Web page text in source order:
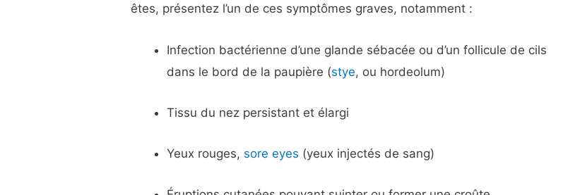
êtes, présentez l’un de ces symptômes graves, notamment :
Infection bactérienne d’une glande sébacée ou d’un follicule de cils
dans le bord de la paupière (stye, ou hordeolum)
Tissu du nez persistant et élargi
Yeux rouges, sore eyes (yeux injectés de sang)